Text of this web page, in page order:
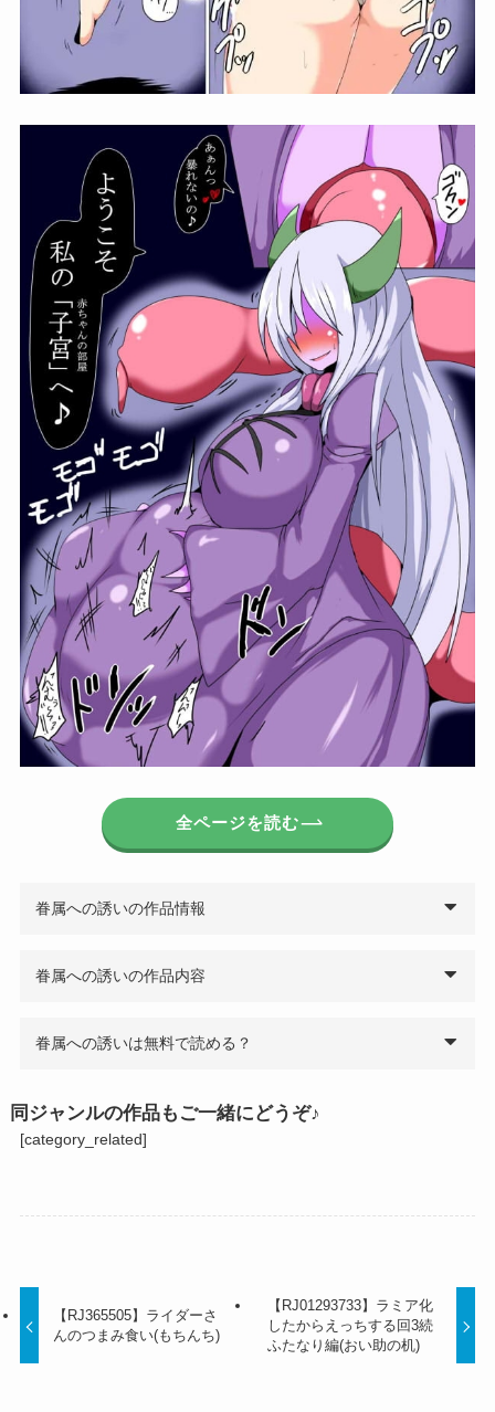
全ページを読む
眷属への誘いの作品情報
眷属への誘いの作品内容
眷属への誘いは無料で読める？
同ジャンルの作品もご一緒にどうぞ♪
[category_related]
【RJ365505】ライダーさ
んのつまみ食い(もちんち)
【RJ01293733】ラミア化
したからえっちする回3続
ふたなり編(おい助の机)